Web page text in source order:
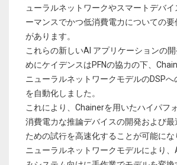
ューラルネットワークやスマートデバ
ーマンスでかつ低消費電力についての
があります。
これらの新しいAI アプリケーションの
めにケイデンスはPFNの協力の下、
ニューラルネットワークモデルのDSP
を自動化しました。
これにより、Chainerを用いたハイパフ
消費電力な推論デバイスの開発および最
ための試行を高速化することが可能に
ニューラルネットワークモデルにより